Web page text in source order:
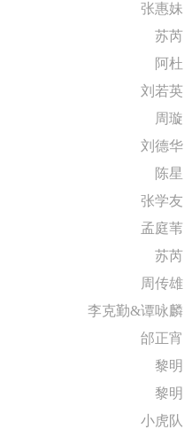
张惠妹
苏芮
阿杜
刘若英
周璇
刘德华
陈星
张学友
孟庭苇
苏芮
周传雄
李克勤&谭咏麟
邰正宵
黎明
黎明
小虎队